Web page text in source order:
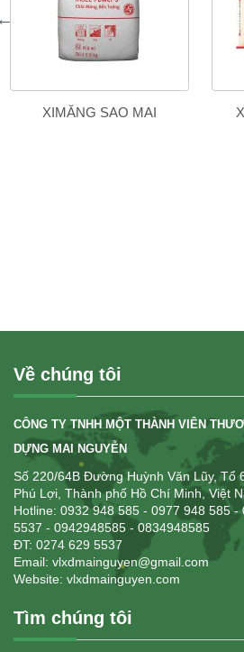
XIMĂNG SAO MAI
Về chúng tôi
CÔNG TY TNHH MỘT THÀNH VIÊN
DỰNG MAI NGUYỄN
Số 220/64B Đường Huỳnh Văn Lũy, Tổ
Phú Lợi, Thành phố Hồ Chí Minh, Việt
Hotline: 0932 948 585 - 0977 948 585 -
5537 - 0942948585 - 0834948585
ĐT: 0274 629 5537
Email: vlxdmainguyen@gmail.com
Website: vlxdmainguyen.com
Tìm chúng tôi